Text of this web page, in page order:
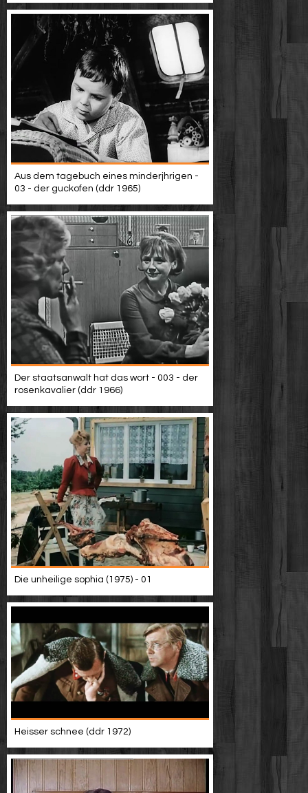
Aus dem tagebuch eines minderjhrigen -
03 - der guckofen (ddr 1965)
Der staatsanwalt hat das wort - 003 - der
rosenkavalier (ddr 1966)
Die unheilige sophia (1975) - 01
Heisser schnee (ddr 1972)